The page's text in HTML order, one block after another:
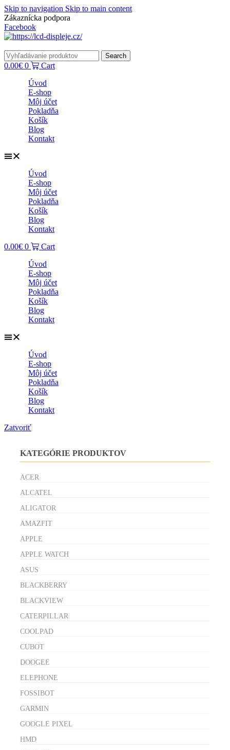
Skip to navigation Skip to main content
Zákaznícka podpora
Facebook
Search
0.00€ 0
Cart
Úvod
E-shop
Môj účet
Pokladňa
Košík
Blog
Kontakt
Úvod
E-shop
Môj účet
Pokladňa
Košík
Blog
Kontakt
0.00€ 0
Cart
Úvod
E-shop
Môj účet
Pokladňa
Košík
Blog
Kontakt
Úvod
E-shop
Môj účet
Pokladňa
Košík
Blog
Kontakt
Zatvoriť
KATEGÓRIE PRODUKTOV
ACER
ALCATEL
ALIGATOR
AMAZFIT
APPLE
APPLE WATCH
ASUS
BLACKBERRY
BLACKVIEW
CATERPILLAR
COOLPAD
CUBOT
DOOGEE
ELEPHONE
FOSSIBOT
GARMIN
GOOGLE PIXEL
HMD